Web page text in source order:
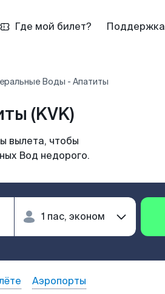
Где мой билет? Поддержка
Воды - Апатиты
(KVK)
вылета, чтобы
Вод недорого.
Аэропорты